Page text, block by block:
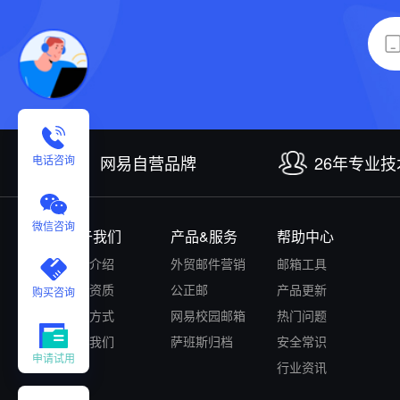
电话咨询
微信咨询
购买咨询
申请试用
网易自营品牌 26年专业
关于我们
公司介绍
认证资质
付款方式
联系我们
产品&服务
外贸邮件营销
公正邮
网易校园邮箱
萨班斯归档
帮助中心
邮箱工具
产品更新
热门问题
安全常识
行业资讯